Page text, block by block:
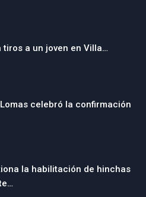
tiros a un joven en Villa…
celebró la confirmación
la habilitación de hinchas